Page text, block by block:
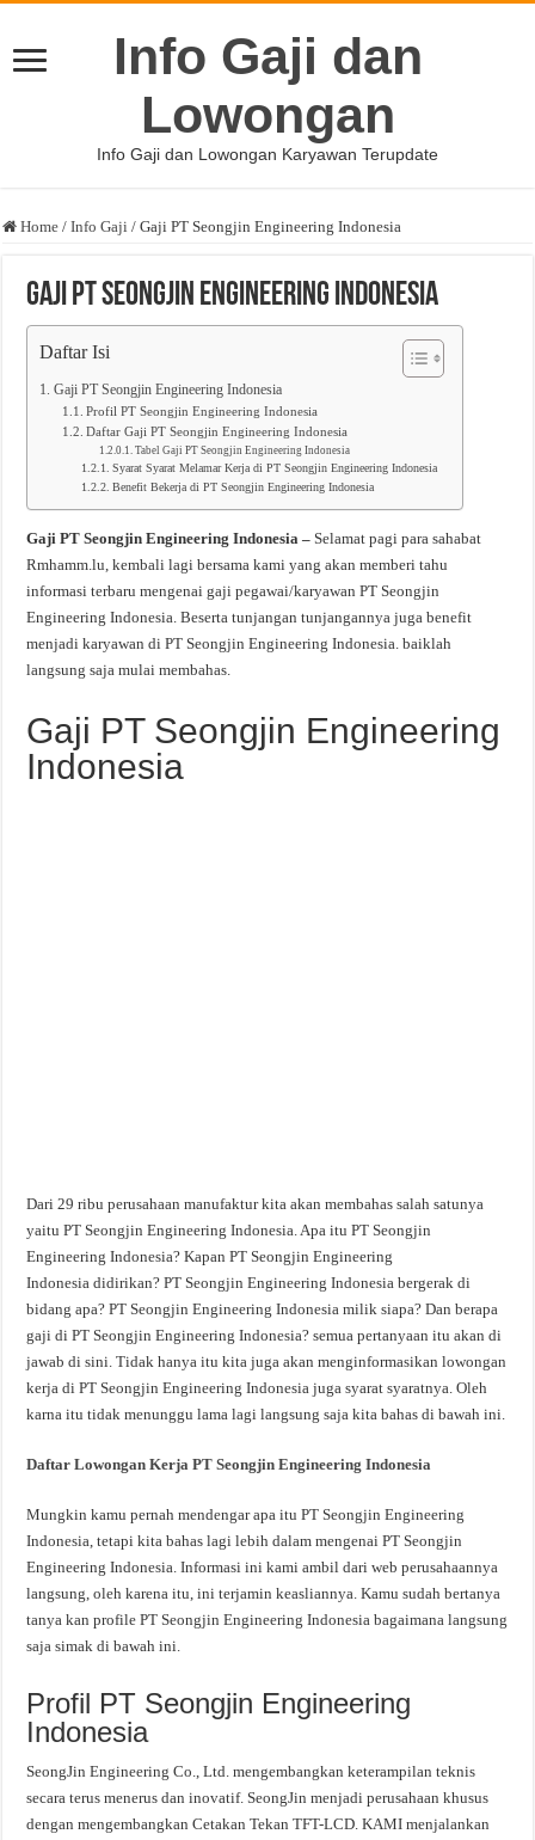
Info Gaji dan
Lowongan
Info Gaji dan Lowongan Karyawan Terupdate
Home / Info Gaji / Gaji PT Seongjin Engineering Indonesia
Gaji PT Seongjin Engineering Indonesia
Daftar Isi
Gaji PT Seongjin Engineering Indonesia
Profil PT Seongjin Engineering Indonesia
Daftar Gaji PT Seongjin Engineering Indonesia
Tabel Gaji PT Seongjin Engineering Indonesia
Syarat Syarat Melamar Kerja di PT Seongjin Engineering Indonesia
Benefit Bekerja di PT Seongjin Engineering Indonesia
Gaji PT Seongjin Engineering Indonesia –Selamat pagi para sahabat
Rmhamm.lu, kembali lagi bersama kami yang akan memberi tahu
informasi terbaru mengenai gaji pegawai/karyawan PT Seongjin
Engineering Indonesia. Beserta tunjangan tunjangannya juga benefit
menjadi karyawan di PT Seongjin Engineering Indonesia. baiklah
langsung saja mulai membahas.
Gaji PT Seongjin Engineering
Indonesia
Dari 29 ribu perusahaan manufaktur kita akan membahas salah satunya
yaitu PT Seongjin Engineering Indonesia. Apa itu PT Seongjin
Engineering Indonesia? Kapan PT Seongjin Engineering
Indonesia didirikan? PT Seongjin Engineering Indonesia bergerak di
bidang apa? PT Seongjin Engineering Indonesia milik siapa? Dan berapa
gaji di PT Seongjin Engineering Indonesia? semua pertanyaan itu akan di
jawab di sini. Tidak hanya itu kita juga akan menginformasikan lowongan
kerja di PT Seongjin Engineering Indonesia juga syarat syaratnya. Oleh
karna itu tidak menunggu lama lagi langsung saja kita bahas di bawah ini.
Daftar Lowongan Kerja PT Seongjin Engineering Indonesia
Mungkin kamu pernah mendengar apa itu PT Seongjin Engineering
Indonesia, tetapi kita bahas lagi lebih dalam mengenai PT Seongjin
Engineering Indonesia. Informasi ini kami ambil dari web perusahaannya
langsung, oleh karena itu, ini terjamin keasliannya. Kamu sudah bertanya
tanya kan profile PT Seongjin Engineering Indonesia bagaimana langsung
saja simak di bawah ini.
Profil PT Seongjin Engineering
Indonesia
SeongJin Engineering Co., Ltd. mengembangkan keterampilan teknis
secara terus menerus dan inovatif. SeongJin menjadi perusahaan khusus
dengan mengembangkan Cetakan Tekan TFT-LCD. KAMI menjalankan